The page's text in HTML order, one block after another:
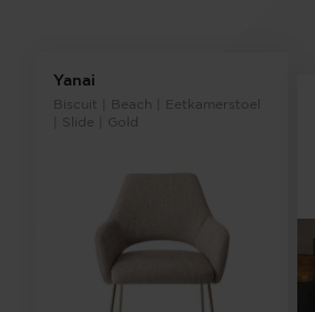
Yanai
Biscuit | Beach | Eetkamerstoel
| Slide | Gold